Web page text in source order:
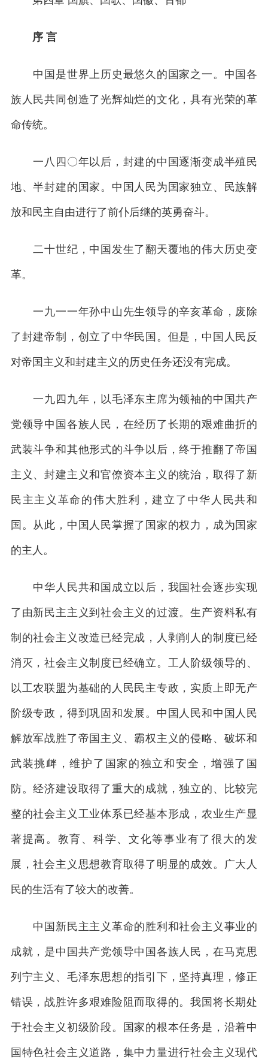
序 言
中国是世界上历史最悠久的国家之一。中国各
族人民共同创造了光辉灿烂的文化，具有光荣的革
命传统。
一八四〇年以后，封建的中国逐渐变成半殖民
地、半封建的国家。中国人民为国家独立、民族解
放和民主自由进行了前仆后继的英勇奋斗。
二十世纪，中国发生了翻天覆地的伟大历史变
革。
一九一一年孙中山先生领导的辛亥革命，废除
了封建帝制，创立了中华民国。但是，中国人民反
对帝国主义和封建主义的历史任务还没有完成。
一九四九年，以毛泽东主席为领袖的中国共产
党领导中国各族人民，在经历了长期的艰难曲折的
武装斗争和其他形式的斗争以后，终于推翻了帝国
主义、封建主义和官僚资本主义的统治，取得了新
民主主义革命的伟大胜利，建立了中华人民共和
国。从此，中国人民掌握了国家的权力，成为国家
的主人。
中华人民共和国成立以后，我国社会逐步实现
了由新民主主义到社会主义的过渡。生产资料私有
制的社会主义改造已经完成，人剥削人的制度已经
消灭，社会主义制度已经确立。工人阶级领导的、
以工农联盟为基础的人民民主专政，实质上即无产
阶级专政，得到巩固和发展。中国人民和中国人民
解放军战胜了帝国主义、霸权主义的侵略、破坏和
武装挑衅，维护了国家的独立和安全，增强了国
防。经济建设取得了重大的成就，独立的、比较完
整的社会主义工业体系已经基本形成，农业生产显
著提高。教育、科学、文化等事业有了很大的发
展，社会主义思想教育取得了明显的成效。广大人
民的生活有了较大的改善。
中国新民主主义革命的胜利和社会主义事业的
成就，是中国共产党领导中国各族人民，在马克思
列宁主义、毛泽东思想的指引下，坚持真理，修正
错误，战胜许多艰难险阻而取得的。我国将长期处
于社会主义初级阶段。国家的根本任务是，沿着中
国特色社会主义道路，集中力量进行社会主义现代